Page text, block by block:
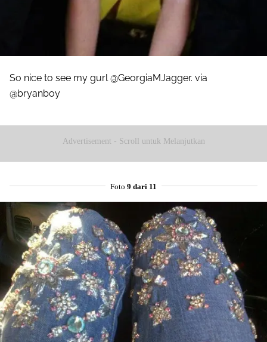
So nice to see my gurl @GeorgiaMJagger. via
@bryanboy
Advertisement - Scroll untuk Melanjutkan
Foto 9 dari 11